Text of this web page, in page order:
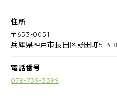
住所
〒653-0051
兵庫県神戸市長田区野田町5-3-8
電話番号
078-739-3399